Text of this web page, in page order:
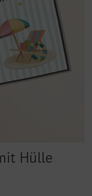
Hülle